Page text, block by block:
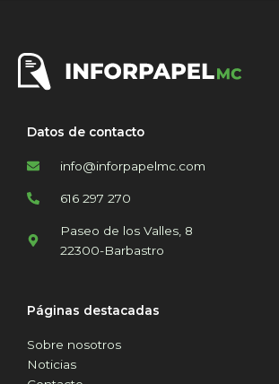
Datos de contacto
info@inforpapelmc.com
616 297 270
Paseo de los Valles, 8
22300-Barbastro
Páginas destacadas
Sobre nosotros
Noticias